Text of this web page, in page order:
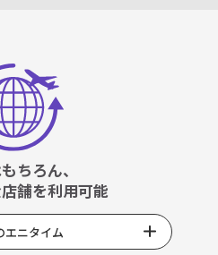
ちろん、
舗を利用可能
エニタイム